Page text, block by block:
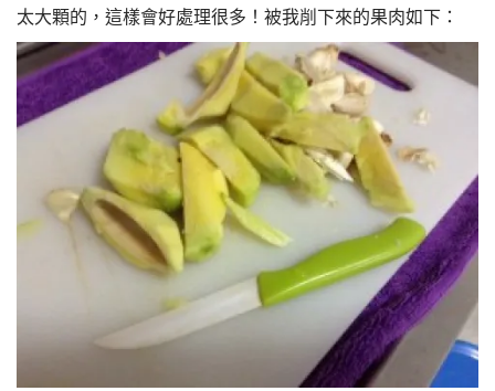
太大顆的，這樣會好處理很多！被我削下來的果肉如下：